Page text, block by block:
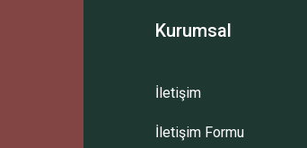
Kurumsal
İletişim
İletişim Formu